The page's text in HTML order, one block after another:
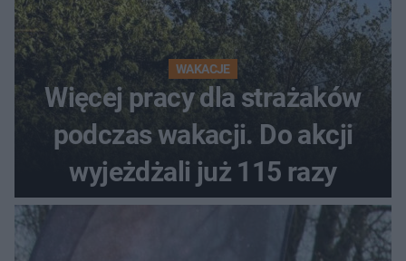
WAKACJE
Więcej pracy dla strażaków
podczas wakacji. Do akcji
wyjeżdżali już 115 razy